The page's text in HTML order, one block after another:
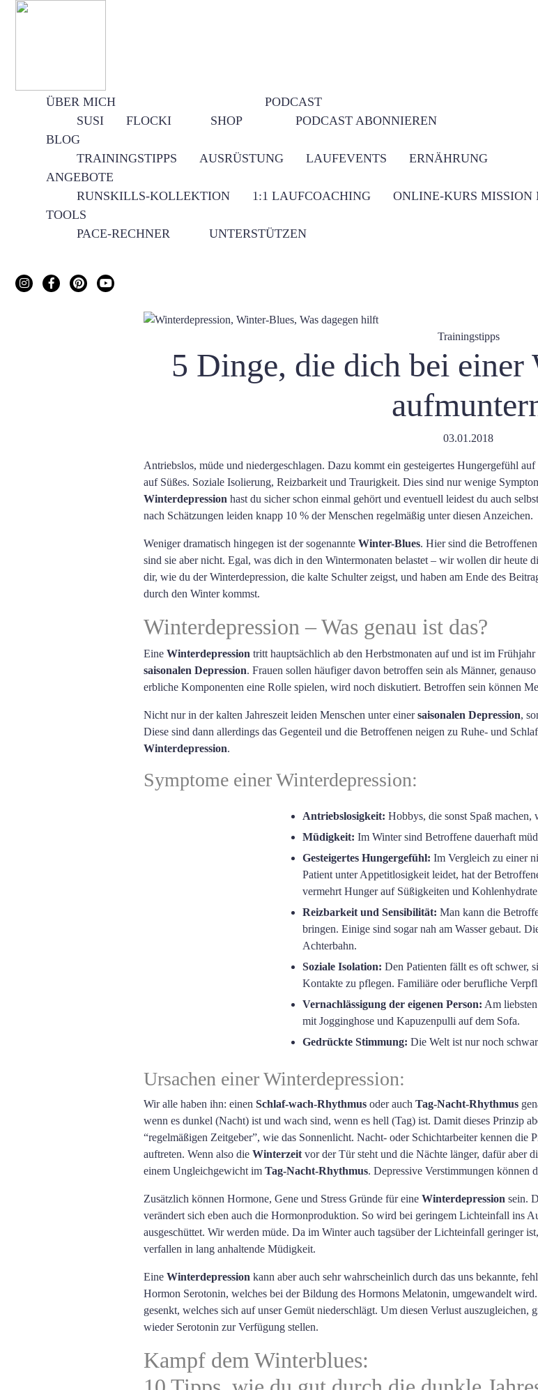
ÜBER MICH
SUSI
FLOCKI SHOP
PODCAST
PODCAST ABONNIEREN
BLOG
TRAININGSTIPPS
AUSRÜSTUNG LAUFEVENTS
ERNÄHRUNG
ANGEBOTE
RUNSKILLS-KOLLEKTION
1:1 LAUFCOACHING ONLINE-KURS MISSION
TOOLS
PACE-RECHNER
UNTERSTÜTZEN
Trainingstipps
5 Dinge, die dich bei einer
03.01.2018
Antriebslos, müde und niedergeschlagen. Dazu kommt ein gesteigertes Hungergefühl
auf Süßes. Soziale Isolierung, Reizbarkeit und Traurigkeit. Dies sind nur wenige
Winterdepression hast du sicher schon einmal gehört und eventuell leidest du auch
nach Schätzungen leiden knapp 10 % der Menschen regelmäßig unter diesen Anzeichen.
Weniger dramatisch hingegen ist der sogenannte Winter-Blues. Hier sind die
sind sie aber nicht. Egal, was dich in den Wintermonaten belastet – wir wollen dir heute
dir, wie du der Winterdepression, die kalte Schulter zeigst, und haben am Ende des
durch den Winter kommst.
Winterdepression – Was genau ist das?
Eine Winterdepression tritt hauptsächlich ab den Herbstmonaten auf und ist im
saisonalen Depression. Frauen sollen häufiger davon betroffen sein als Männer,
erbliche Komponenten eine Rolle spielen, wird noch diskutiert. Betroffen sein können
Nicht nur in der kalten Jahreszeit leiden Menschen unter einersaisonalen Depression,
Diese sind dann allerdings das Gegenteil und die Betroffenen neigen zu Ruhe- und
Winterdepression.
Symptome einer Winterdepression:
Antriebslosigkeit: Hobbys, die sonst Spaß machen,
Müdigkeit: Im Winter sind Betroffene dauerhaft
Gesteigertes Hungergefühl: Im Vergleich zu einer
Patient unter Appetitlosigkeit leidet, hat der
vermehrt Hunger auf Süßigkeiten und
Reizbarkeit und Sensibilität: Man kann die
bringen. Einige sind sogar nah am Wasser gebaut.
Achterbahn.
Soziale Isolation: Den Patienten fällt es oft schwer,
Kontakte zu pflegen. Familiäre oder berufliche
Vernachlässigung der eigenen Person: Am
mit Jogginghose und Kapuzenpulli auf dem Sofa.
Gedrückte Stimmung: Die Welt ist nur noch
Ursachen einer Winterdepression:
Wir alle haben ihn: einen Schlaf-wach-Rhythmus oder auch Tag-Nacht-Rhythmus
wenn es dunkel (Nacht) ist und wach sind, wenn es hell (Tag) ist. Damit dieses Prinzip
“regelmäßigen Zeitgeber”, wie das Sonnenlicht. Nacht- oder Schichtarbeiter kennen die
auftreten. Wenn also die Winterzeit vor der Tür steht und die Nächte länger, dafür aber
einem Ungleichgewicht im Tag-Nacht-Rhythmus. Depressive Verstimmungen können
Zusätzlich können Hormone, Gene und Stress Gründe für eine Winterdepression sein.
verändert sich eben auch die Hormonproduktion. So wird bei geringem Lichteinfall ins
ausgeschüttet. Wir werden müde. Da im Winter auch tagsüber der Lichteinfall geringer
verfallen in lang anhaltende Müdigkeit.
Eine Winterdepression kann aber auch sehr wahrscheinlich durch das uns bekannte,
Hormon Serotonin, welches bei der Bildung des Hormons Melatonin, umgewandelt
gesenkt, welches sich auf unser Gemüt niederschlägt. Um diesen Verlust
wieder Serotonin zur Verfügung stellen.
Kampf dem Winterblues: